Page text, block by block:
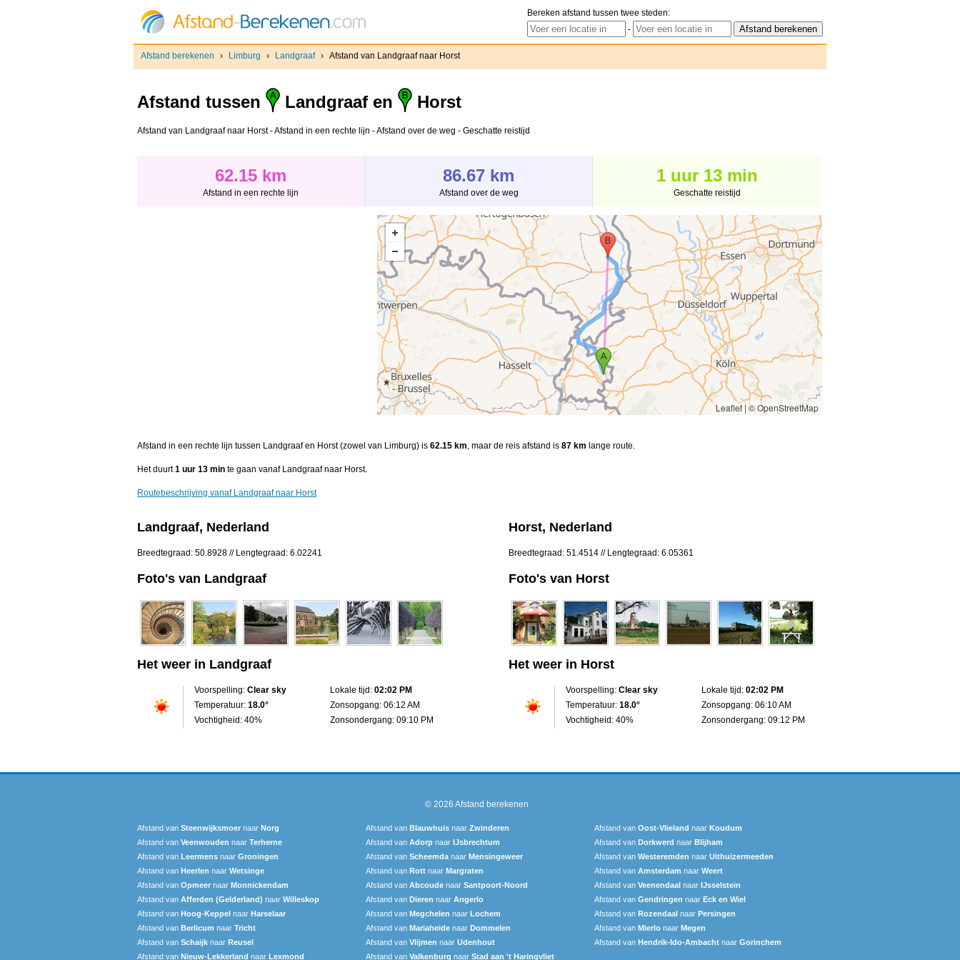
Bereken afstand tussen twee steden:
-
Afstand berekenen › Limburg › Landgraaf › Afstand van Landgraaf naar Horst
Afstand tussen Landgraaf en Horst
Afstand van Landgraaf naar Horst - Afstand in een rechte lijn - Afstand over de weg - Geschatte reistijd
62.15 km
Afstand in een rechte lijn
86.67 km
Afstand over de weg
1 uur 13 min
Geschatte reistijd
Leaflet|© OpenStreetMap
Afstand in een rechte lijn tussen Landgraaf en Horst (zowel van Limburg) is 62.15 km, maar de reis afstand is 87 km lange route.
Het duurt1 uur 13 min te gaan vanaf Landgraaf naar Horst.
Routebeschrijving vanaf Landgraaf naar Horst
Landgraaf, Nederland
Breedtegraad: 50.8928 // Lengtegraad: 6.02241
Foto's van Landgraaf
Het weer in Landgraaf
Voorspelling: Clear sky
Temperatuur: 18.0°
Vochtigheid: 40%
Lokale tijd: 02:02 PM
Zonsopgang: 06:12 AM
Zonsondergang: 09:10 PM
Horst, Nederland
Breedtegraad: 51.4514 // Lengtegraad: 6.05361
Foto's van Horst
Het weer in Horst
Voorspelling: Clear sky
Temperatuur: 18.0°
Vochtigheid: 40%
Lokale tijd: 02:02 PM
Zonsopgang: 06:10 AM
Zonsondergang: 09:12 PM
© 2026 Afstand berekenen
Afstand van Steenwijksmoer naar Norg Afstand van Blauwhuis naar Zwinderen Afstand van Oost-Vlieland naar Koudum
Afstand van Veenwouden naar Terherne Afstand van Adorp naar IJsbrechtum Afstand van Dorkwerd naar Blijham
Afstand van Leermens naar Groningen Afstand van Scheemda naar Mensingeweer Afstand van Westeremden naar Uithuizermeeden
Afstand van Heerlen naar Wetsinge Afstand van Rott naar Margraten Afstand van Amsterdam naar Weert
Afstand van Opmeer naar Monnickendam Afstand van Abcoude naar Santpoort-Noord Afstand van Veenendaal naar IJsselstein
Afstand van Afferden (Gelderland) naar Willeskop Afstand van Dieren naar Angerlo Afstand van Gendringen naar Eck en Wiel
Afstand van Hoog-Keppel naar Harselaar Afstand van Megchelen naar Lochem Afstand van Rozendaal naar Persingen
Afstand van Berlicum naar Tricht Afstand van Mariaheide naar Dommelen Afstand van Mierlo naar Megen
Afstand van Schaijk naar Reusel Afstand van Vlijmen naar Udenhout Afstand van Hendrik-Ido-Ambacht naar Gorinchem
Afstand van Nieuw-Lekkerland naar Lexmond Afstand van Valkenburg naar Stad aan 't Haringvliet